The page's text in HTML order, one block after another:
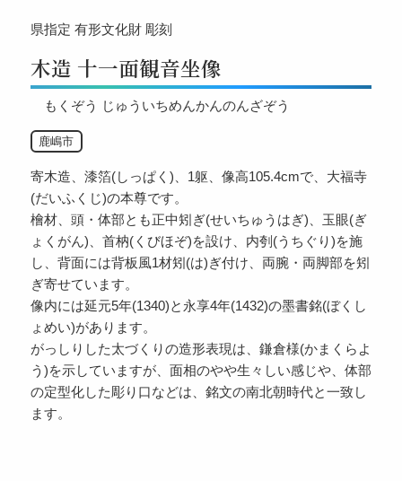
県指定 有形文化財 彫刻
木造 十一面観音坐像
もくぞう じゅういちめんかんのんざぞう
鹿嶋市
寄木造、漆箔(しっぱく)、1躯、像高105.4cmで、大福寺
(だいふくじ)の本尊です。
檜材、頭・体部とも正中矧ぎ(せいちゅうはぎ)、玉眼(ぎ
ょくがん)、首枘(くびほぞ)を設け、内刳(うちぐり)を施
し、背面には背板風1材矧(は)ぎ付け、両腕・両脚部を矧
ぎ寄せています。
像内には延元5年(1340)と永享4年(1432)の墨書銘(ぼくし
ょめい)があります。
がっしりした太づくりの造形表現は、鎌倉様(かまくらよ
う)を示していますが、面相のやや生々しい感じや、体部
の定型化した彫り口などは、銘文の南北朝時代と一致し
ます。